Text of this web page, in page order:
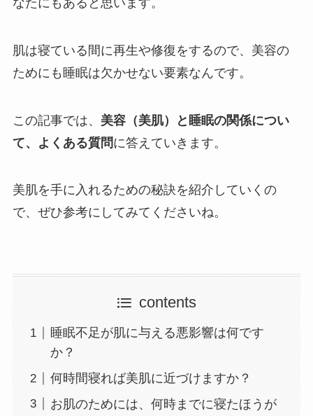
肌は寝ている間に再生や修復をするので、美容の
ためにも睡眠は欠かせない要素なんです。
この記事では、 美容（美肌）と睡眠の関係につい
て、よくある質問に答えていきます。
美肌を手に入れるための秘訣を紹介していくの
で、ぜひ参考にしてみてくださいね。
contents
睡眠不足が肌に与える悪影響は何です
か？
何時間寝れば美肌に近づけますか？
お肌のためには、何時までに寝たほうが